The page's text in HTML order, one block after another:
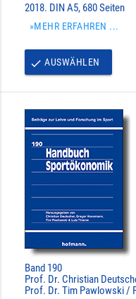
2018. DIN A5, 680 Seiten
»MEHR ERFAHREN ...
done AUSWÄHLEN
Band 190
Prof. Dr. Christian
Prof. Dr. Tim Pawlowski /